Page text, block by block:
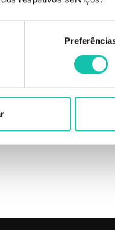
para pessoas com varizes e
convencional de
numa temperatura que não
de cera de espátulas ou
para pessoas com